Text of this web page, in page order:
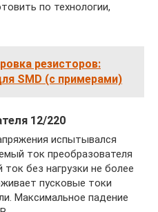
по технологии,
резисторов:
SMD (с примерами)
12/220
испытывался
ток преобразователя
без нагрузки не более
пусковые токи
Максимальное падение